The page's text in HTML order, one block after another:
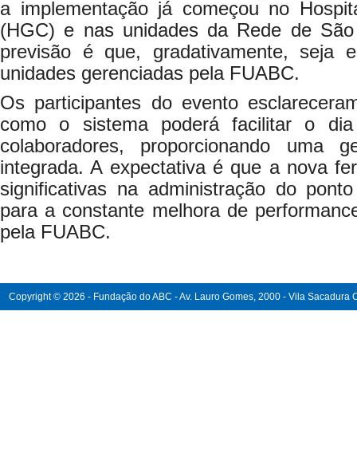
a implementação já começou no
(HGC) e nas unidades da Rede de
previsão é que, gradativamente, seja
unidades gerenciadas pela FUABC.
Os participantes do evento
como o sistema poderá facilitar o
colaboradores, proporcionando uma
integrada. A expectativa é que a nova
significativas na administração do
para a constante melhora de
pela FUABC.
Copyright © 2026 - Fundação do ABC - Av. Lauro Gomes, 2000 - Vila